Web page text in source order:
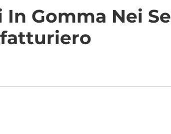
Gomma Nei